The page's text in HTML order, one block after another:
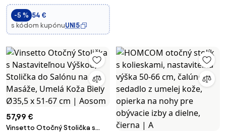
Masáže, Umelá Koža Čierna
Ø35,5 x 51-67 cm | Aosom
-5 % 54 €
s kódom kupónuUNI5
57,99 €
Vinsetto Otočný Stolička s